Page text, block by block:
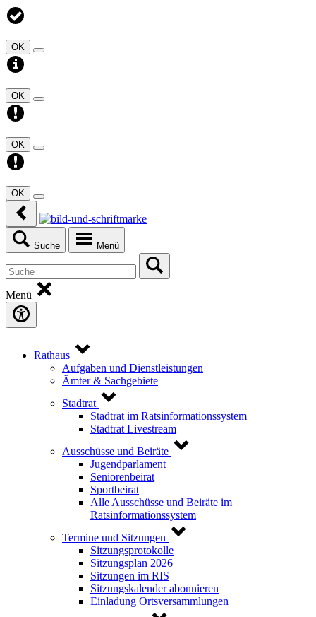
OK
OK
OK
OK
Suche Menü
Menü
Rathaus
Aufgaben und Dienstleistungen
Ämter & Sachgebiete
Stadtrat
Stadtrat im Ratsinformationssystem
Stadtrat Livestream
Ausschüsse und Beiräte
Jugendparlament
Seniorenbeirat
Sportbeirat
Alle Ausschüsse und Beiräte im
Ratsinformationssystem
Termine und Sitzungen
Sitzungsprotokolle
Sitzungsplan 2026
Sitzungen im RIS
Sitzungskalender abonnieren
Einladung Ortsversammlungen